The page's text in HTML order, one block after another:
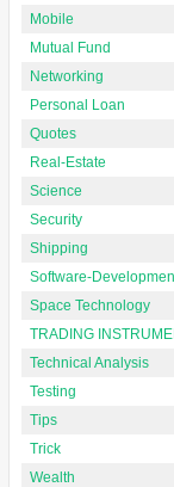
Mobile
Mutual Fund
Networking
Personal Loan
Quotes
Real-Estate
Science
Security
Shipping
Software-
Space Technology
TRADING
Technical Analysis
Testing
Tips
Trick
Wealth